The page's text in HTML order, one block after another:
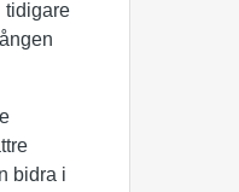
tidigare
bidra i